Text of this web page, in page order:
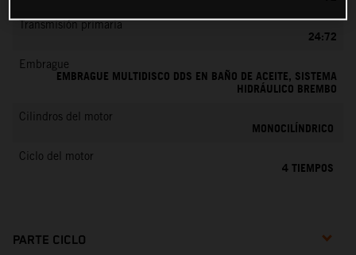
Transmisión primaria
24:72
Embrague
EMBRAGUE MULTIDISCO DDS EN BAÑO DE ACEITE, SISTEMA
HIDRÁULICO BREMBO
Cilindros del motor
MONOCILÍNDRICO
Ciclo del motor
4 TIEMPOS
PARTE CICLO